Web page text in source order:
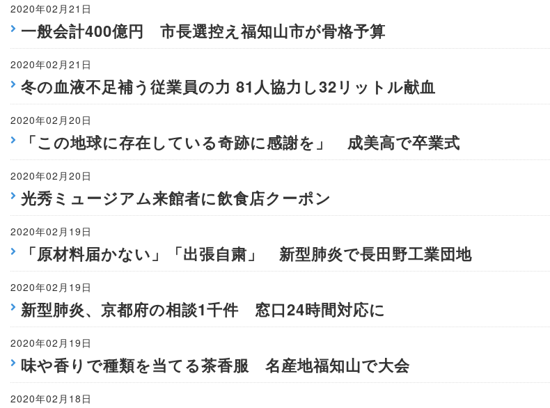
2020年02月21日
一般会計400億円 市長選控え福知山市が骨格予算
2020年02月21日
冬の血液不足補う従業員の力 81人協力し32リットル献血
2020年02月20日
「この地球に存在している奇跡に感謝を」 成美高で卒業式
2020年02月20日
光秀ミュージアム来館者に飲食店クーポン
2020年02月19日
「原材料届かない」「出張自粛」 新型肺炎で長田野工業団地
2020年02月19日
新型肺炎、京都府の相談1千件 窓口24時間対応に
2020年02月19日
味や香りで種類を当てる茶香服 名産地福知山で大会
2020年02月18日